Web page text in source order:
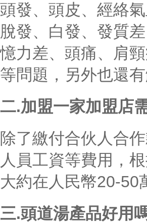
頭發、頭皮、經絡
脫發、白發、發質
憶力差、頭痛、肩
等問題，另外也還
二.加盟一家加盟店
除了繳付合伙人合
人員工資等費用，
大約在人民幣20-50
三.頭道湯產品好用